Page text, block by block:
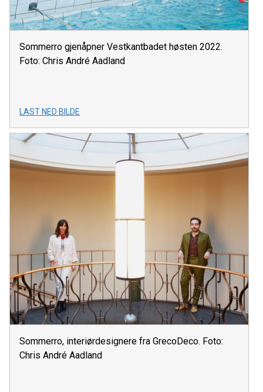
Sommerro gjenåpner Vestkantbadet høsten 2022.
Foto: Chris André Aadland
LAST NED BILDE
Sommerro, interiørdesignere fra GrecoDeco. Foto:
Chris André Aadland